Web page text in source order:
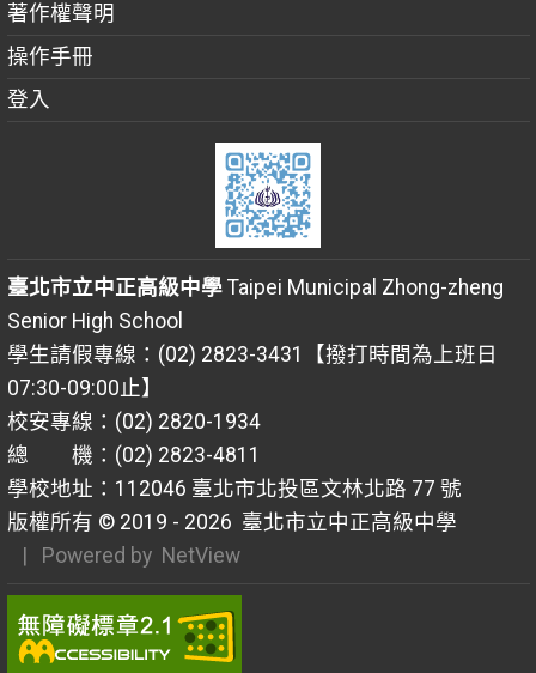
著作權聲明
操作手冊
登入
臺北市立中正高級中學Taipei Municipal Zhong-zheng
Senior High School
學生請假專線：(02) 2823-3431【撥打時間為上班日
07:30-09:00止】
校安專線：(02) 2820-1934
總 機：(02) 2823-4811
學校地址：112046 臺北市北投區文林北路 77 號
版權所有 © 2019 - 2026 臺北市立中正高級中學
| Powered by NetView